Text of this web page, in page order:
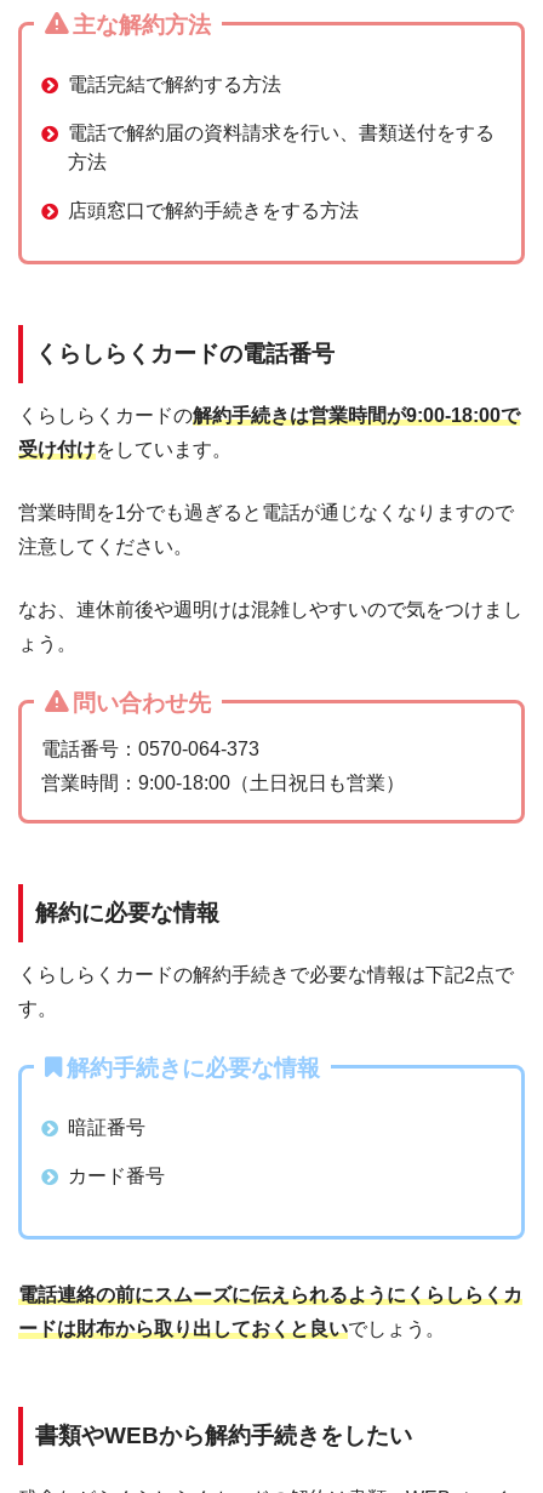
主な解約方法
電話完結で解約する方法
電話で解約届の資料請求を行い、書類送付をする
方法
店頭窓口で解約手続きをする方法
くらしらくカードの電話番号
くらしらくカードの解約手続きは営業時間が9:00-18:00で
受け付けをしています。
営業時間を1分でも過ぎると電話が通じなくなりますので
注意してください。
なお、連休前後や週明けは混雑しやすいので気をつけまし
ょう。
問い合わせ先
電話番号：0570-064-373
営業時間：9:00-18:00（土日祝日も営業）
解約に必要な情報
くらしらくカードの解約手続きで必要な情報は下記2点で
す。
解約手続きに必要な情報
暗証番号
カード番号
電話連絡の前にスムーズに伝えられるようにくらしらくカ
ードは財布から取り出しておくと良いでしょう。
書類やWEBから解約手続きをしたい